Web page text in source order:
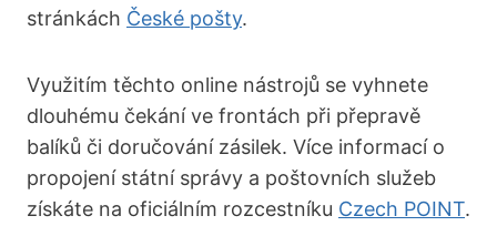
stránkách České pošty.
Využitím těchto online nástrojů se vyhnete
dlouhému čekání ve frontách při přepravě
balíků či doručování zásilek. Více informací o
propojení státní správy a poštovních služeb
získáte na oficiálním rozcestníku Czech POINT.